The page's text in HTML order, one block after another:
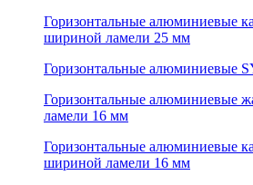
Горизонтальные алюминиевые
шириной ламели 25 мм
Горизонтальные алюминиевые
Горизонтальные алюминиевые
ламели 16 мм
Горизонтальные алюминиевые
шириной ламели 16 мм